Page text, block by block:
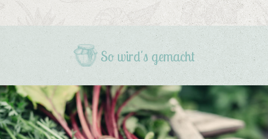
So wird's gemacht